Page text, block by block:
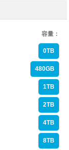
容量：
0TB
480GB
1TB
2TB
4TB
8TB